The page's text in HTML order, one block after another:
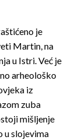
je
Martin, na
u Istri. Već je
arheološko
iz
zuba
mišljenje
u slojevima